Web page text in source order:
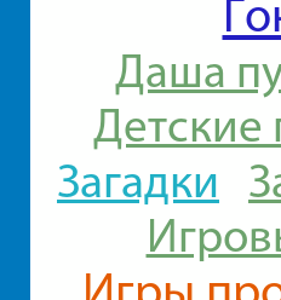
Даша
Детские
Загадки